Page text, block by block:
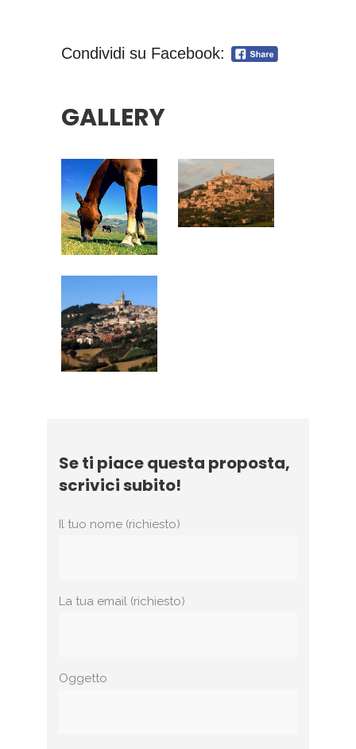
Condividi su Facebook:
GALLERY
Se ti piace questa proposta,
scrivici subito!
Il tuo nome (richiesto)
La tua email (richiesto)
Oggetto